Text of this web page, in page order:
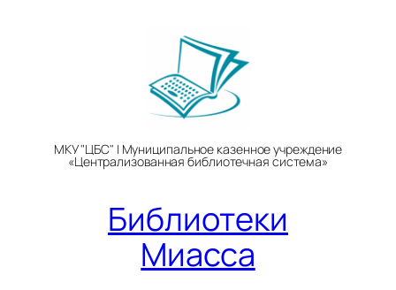
МКУ "ЦБС" | Муниципальное казенное учреждение
«Централизованная библиотечная система»
Библиотеки
Миасса